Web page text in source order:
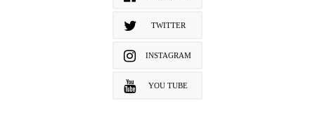
TWITTER
INSTAGRAM
YOU TUBE